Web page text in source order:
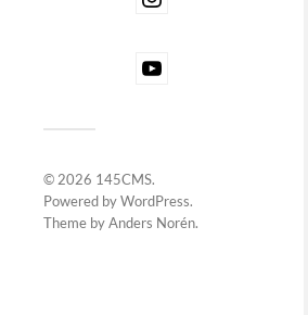
© 2026 145CMS.
Powered byWordPress.
Theme byAnders Norén.